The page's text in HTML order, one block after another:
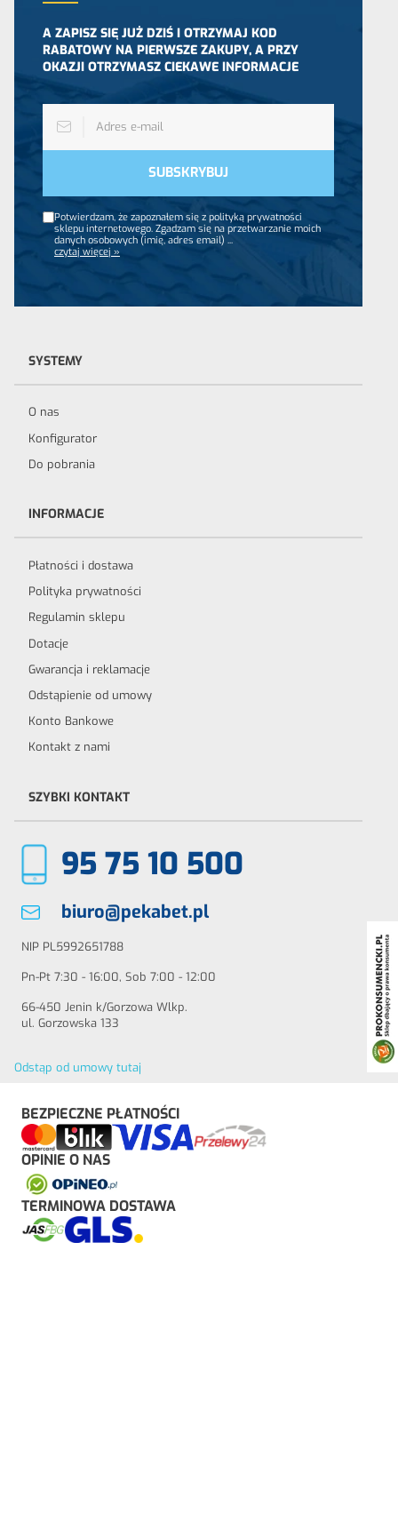
SYSTEMY
O nas
Konfigurator
Do pobrania
INFORMACJE
Płatności i dostawa
Polityka prywatności
Regulamin sklepu
Dotacje
Gwarancja i reklamacje
Odstąpienie od umowy
Konto Bankowe
Kontakt z nami
SZYBKI KONTAKT
95 75 10 500
biuro@pekabet.pl
NIP PL5992651788
Pn-Pt 7:30 - 16:00, Sob 7:00 - 12:00
66-450 Jenin k/Gorzowa Wlkp.
ul. Gorzowska 133
Odstąp od umowy tutaj
A ZAPISZ SIĘ JUŻ DZIŚ I OTRZYMAJ KOD
RABATOWY NA PIERWSZE ZAKUPY, A PRZY
OKAZJI OTRZYMASZ CIEKAWE INFORMACJE
Potwierdzam, że zapoznałem się z polityką prywatności
sklepu internetowego. Zgadzam się na przetwarzanie moich
danych osobowych (imię, adres email) ...
czytaj więcej »
BEZPIECZNE PŁATNOŚCI
OPINIE O NAS
TERMINOWA DOSTAWA